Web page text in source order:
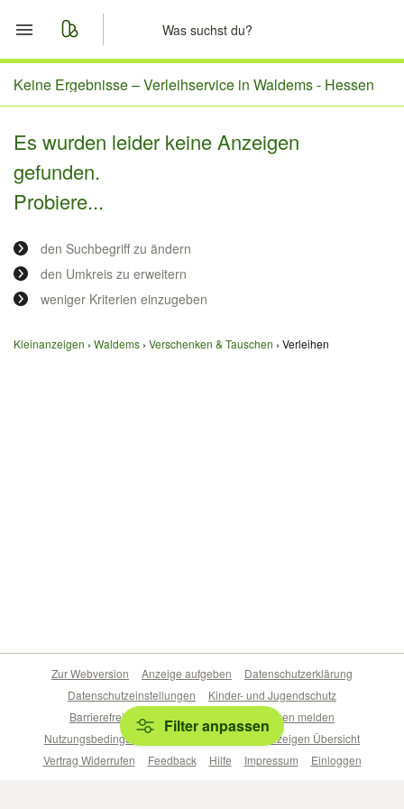
Start
Nachrichten
Anzeige aufgeben
Keine Ergebnisse –Verleihservice in Waldems - Hessen
Es wurden leider keine Anzeigen
gefunden.
Probiere...
den Suchbegriff zu ändern
den Umkreis zu erweitern
weniger Kriterien einzugeben
Kleinanzeigen Waldems Verschenken & Tauschen Verleihen
Filter anpassen
Zur Webversion Anzeige aufgeben
Datenschutzerklärung
Datenschutzeinstellungen
Kinder- und Jugendschutz
Barrierefreiheitserklärung
Sicherheitslücken melden
Nutzungsbedingungen
Beliebte Suchen
Anzeigen Übersicht
Vertrag Widerrufen
Feedback Hilfe Impressum Einloggen